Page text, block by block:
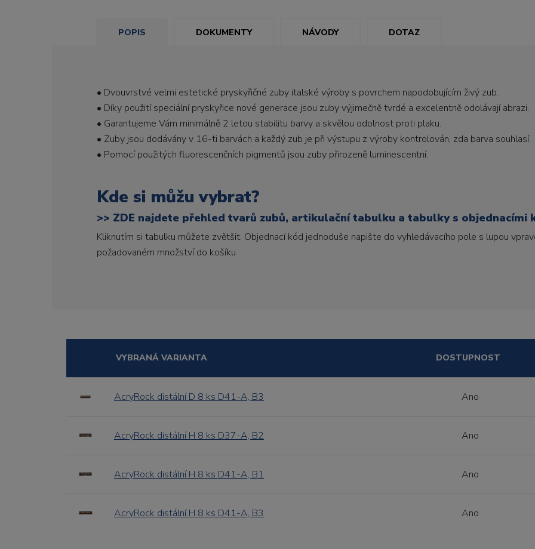
POPIS DOKUMENTY NÁVODY DOTAZ
• Dvouvrstvé velmi estetické pryskyřičné zuby italské výroby s povrchem napodobujícím živý zub.
• Díky použití speciální pryskyřice nové generace jsou zuby výjimečně tvrdé a excelentně odolávají abrazi.
• Garantujeme Vám minimálně 2 letou stabilitu barvy a skvělou odolnost proti plaku.
• Zuby jsou dodávány v 16-ti barvách a každý zub je při výstupu z výroby kontrolován, zda barva souhlasí.
• Pomocí použitých fluorescenčních pigmentů jsou zuby přirozeně luminescentní.
Kde si můžu vybrat?
>> ZDE najdete přehled tvarů zubů, artikulační tabulku a tabulky s objednacími
Kliknutím si tabulku můžete zvětšit. Objednací kód jednoduše napište do vyhledávacího pole s lupou
požadovaném množství do košíku
VYBRANÁ VARIANTA DOSTUPNOST
AcryRock distální D 8 ks D41-A, B3 Ano
AcryRock distální H 8 ks D37-A, B2 Ano
AcryRock distální H 8 ks D41-A, B1 Ano
AcryRock distální H 8 ks D41-A, B3 Ano